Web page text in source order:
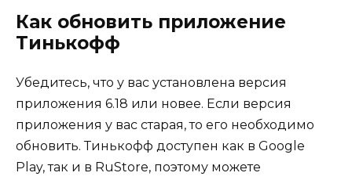
Как обновить приложение
Тинькофф
Убедитесь, что у вас установлена версия
приложения 6.18 или новее. Если версия
приложения у вас старая, то его необходимо
обновить. Тинькофф доступен как в Google
Play, так и в RuStore, поэтому можете